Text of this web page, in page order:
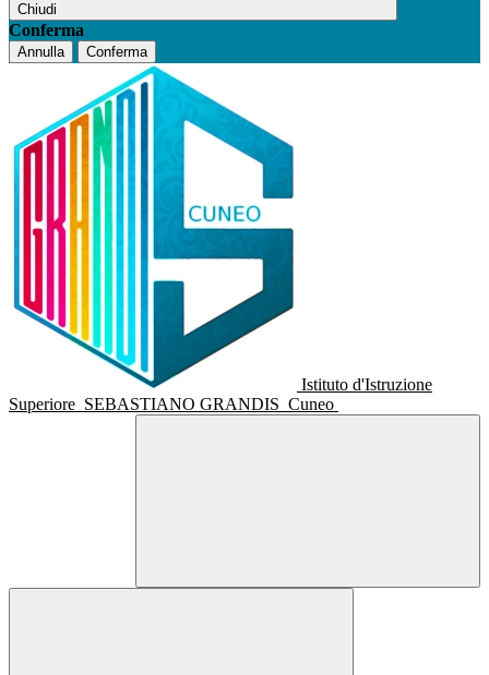
Chiudi
Conferma
Annulla Conferma
Istituto d'Istruzione
Superiore SEBASTIANO GRANDIS Cuneo